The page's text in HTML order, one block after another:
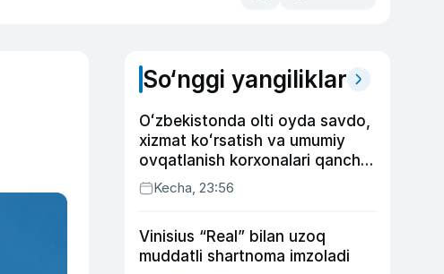
So‘nggi yangiliklar
Oʻzbekistonda olti oyda savdo,
xizmat koʻrsatish va umumiy
ovqatlanish korxonalari qancha
soliq toʻlagani ochiqlandi
Kecha, 23:56
Vinisius “Real” bilan uzoq
muddatli shartnoma imzoladi